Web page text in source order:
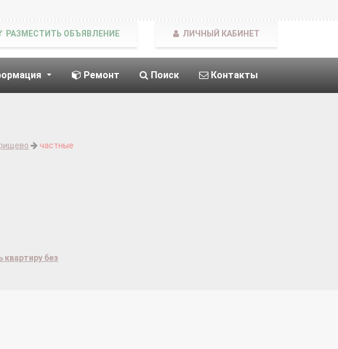
Ремонт Поиск Контакты
РАЗМЕСТИТЬ ОБЪЯВЛЕНИЕ ЛИЧНЫЙ КАБИНЕТ
частные
квартиру без